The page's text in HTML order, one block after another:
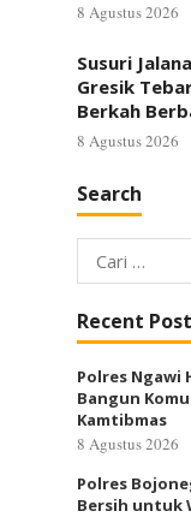
8 Agustus 2026
Susuri
Gresik
Berkah
8 Agustus 2026
Search
Cari
untuk:
Recent
Polres Ngawi
Bangun
Kamtibmas
8 Agustus 2026
Polres
Bersih untuk